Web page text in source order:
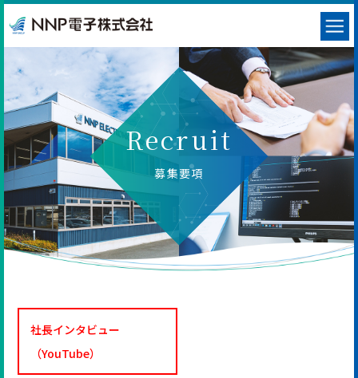
Recruit
募集要項
社長インタビュー
（YouTube）